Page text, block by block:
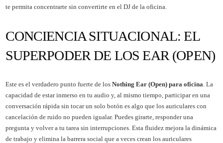
te permita concentrarte sin convertirte en el DJ de la oficina.
CONCIENCIA SITUACIONAL: EL
SUPERPODER DE LOS EAR (OPEN)
Este es el verdadero punto fuerte de los Nothing Ear (Open) para oficina . La
capacidad de estar inmerso en tu audio y, al mismo tiempo, participar en una
conversación rápida sin tocar un solo botón es algo que los auriculares con
cancelación de ruido no pueden igualar. Puedes girarte, responder una
pregunta y volver a tu tarea sin interrupciones. Esta fluidez mejora la dinámica
de trabajo y elimina la barrera social que a veces crean los auriculares